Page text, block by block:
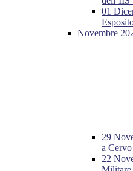
01
Novembre
29
a Cervo
22